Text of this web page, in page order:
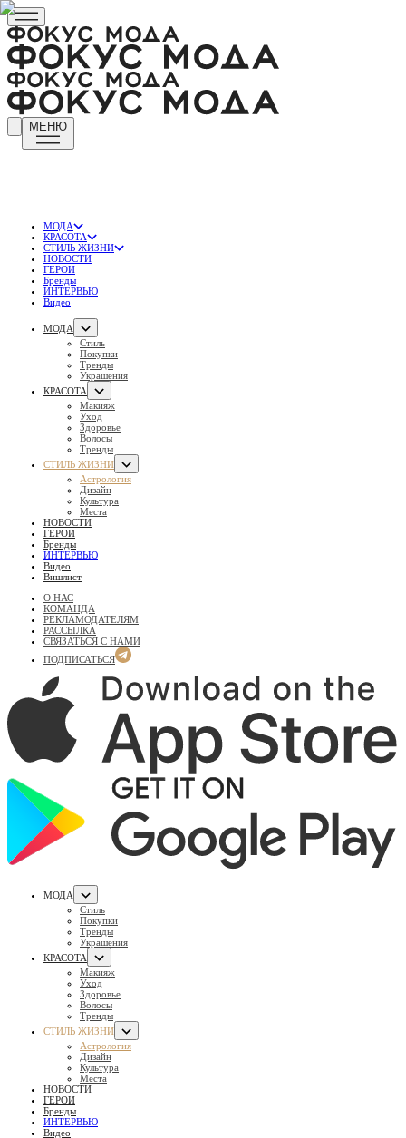
МЕНЮ
МОДА
КРАСОТА
СТИЛЬ ЖИЗНИ
НОВОСТИ
ГЕРОИ
Бренды
ИНТЕРВЬЮ
Видео
МОДА
Стиль
Покупки
Тренды
Украшения
КРАСОТА
Макияж
Уход
Здоровье
Волосы
Тренды
СТИЛЬ ЖИЗНИ
Астрология
Дизайн
Культура
Места
НОВОСТИ
ГЕРОИ
Бренды
ИНТЕРВЬЮ
Видео
Вишлист
О НАС
КОМАНДА
РЕКЛАМОДАТЕЛЯМ
РАССЫЛКА
СВЯЗАТЬСЯ С НАМИ
ПОДПИСАТЬСЯ
МОДА
Стиль
Покупки
Тренды
Украшения
КРАСОТА
Макияж
Уход
Здоровье
Волосы
Тренды
СТИЛЬ ЖИЗНИ
Астрология
Дизайн
Культура
Места
НОВОСТИ
ГЕРОИ
Бренды
ИНТЕРВЬЮ
Видео